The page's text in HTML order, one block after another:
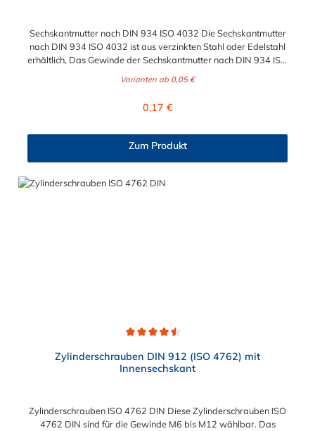
Sechskantmutter nach DIN 934 ISO 4032 Die Sechskantmutter
nach DIN 934 ISO 4032 ist aus verzinkten Stahl oder Edelstahl
erhältlich, Das Gewinde der Sechskantmutter nach DIN 934 ISO
ausgewählt werden. Diese Sechkantmutter ist für den
Varianten ab 0,05 €
Regulärer Preis:
0,17 €
Zum Produkt
Zylinderschrauben DIN 912 (ISO 4762) mit
Innensechskant
Zylinderschrauben ISO 4762 DIN Diese Zylinderschrauben ISO
4762 DIN sind für die Gewinde M6 bis M12 wählbar. Das